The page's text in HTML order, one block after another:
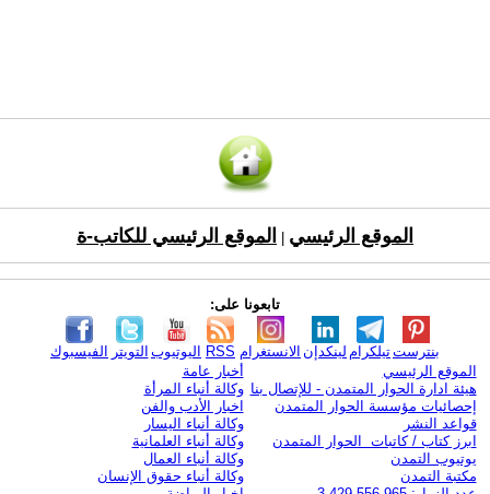
الموقع الرئيسي الموقع الرئيسي للكاتب-ة
تابعونا على:
الفيسبوك التويتر اليوتيوب RSS الانستغرام لينكدإن تيلكرامبنترست
الموقع الرئيسي
هيئة ادارة الحوار المتمدن - للإتصال بنا
إحصائيات مؤسسة الحوار المتمدن
قواعد النشر
ابرز كتاب / كاتبات الحوار المتمدن
يوتيوب التمدن
مكتبة التمدن
أخبار عامة
وكالة أنباء المرأة
اخبار الأدب والفن
وكالة أنباء اليسار
وكالة أنباء العلمانية
وكالة أنباء العمال
وكالة أنباء حقوق الإنسان